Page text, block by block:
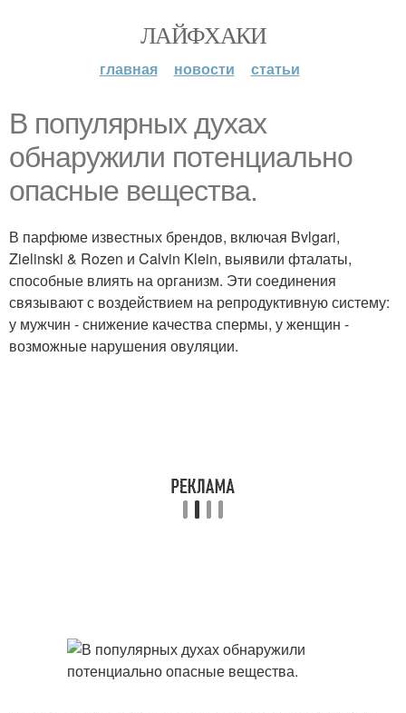
ЛАЙФХАКИ
главная новости статьи
В популярных духах
обнаружили потенциально
опасные вещества.
В парфюме известных брендов, включая Bvlgari,
Zielinski & Rozen и Calvin Klein, выявили фталаты,
способные влиять на организм. Эти соединения
связывают с воздействием на репродуктивную систему:
у мужчин - снижение качества спермы, у женщин -
возможные нарушения овуляции.